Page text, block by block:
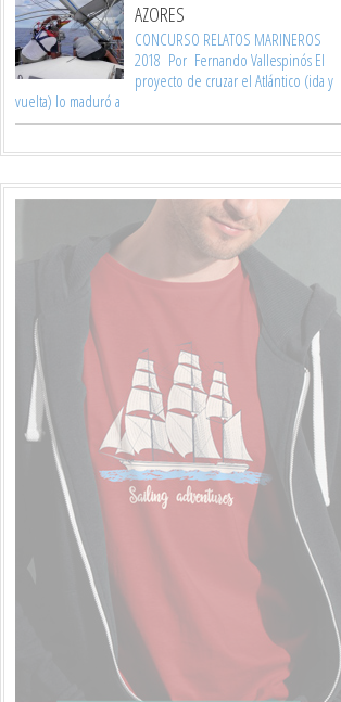
AZORES
CONCURSO RELATOS MARINEROS
2018 Por Fernando Vallespinós El
proyecto de cruzar el Atlántico (ida y
vuelta) lo maduró a